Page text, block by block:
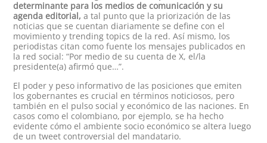
determinante para los medios de comunicación y su
agenda editorial, a tal punto que la priorización de las
noticias que se cuentan diariamente se define con el
movimiento y trending topics de la red. Así mismo, los
periodistas citan como fuente los mensajes publicados en
la red social: “Por medio de su cuenta de X, el/la
presidente(a) afirmó que…”.
El poder y peso informativo de las posiciones que emiten
los gobernantes es crucial en términos noticiosos, pero
también en el pulso social y económico de las naciones. En
casos como el colombiano, por ejemplo, se ha hecho
evidente cómo el ambiente socio económico se altera luego
de un tweet controversial del mandatario.